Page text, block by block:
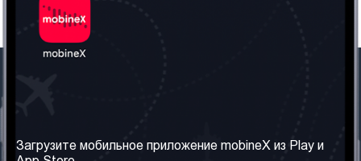
Правила и Условия
Загрузите мобильное приложение mobineX из Play и